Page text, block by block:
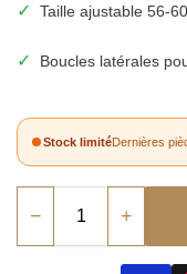
✓ Taille ajustable 56-
✓ Boucles latérales
Stock limitéDernières
− +